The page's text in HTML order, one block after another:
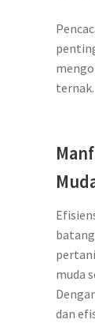
ternak.
muda
dan